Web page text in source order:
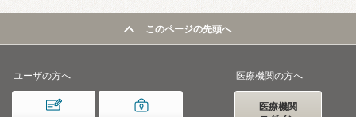
このページの先頭へ
ユーザの方へ 医療機関の方へ
医療機関